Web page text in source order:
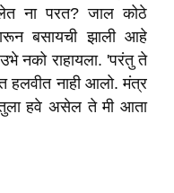
ना परत? जाल कोठे
बसायची झाली आहे
नको राहायला. 'परंतु ते
हलवीत नाही आलो. मंत्र
हवे असेल ते मी आता